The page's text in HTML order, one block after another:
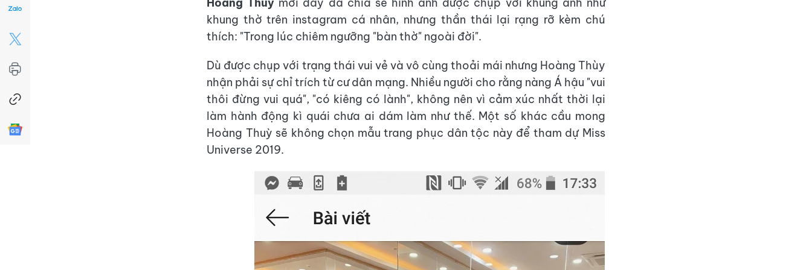
khung thờ trên instagram cá nhân, nhưng thần thái lại rạng rỡ kèm chú
thích: "Trong lúc chiêm ngưỡng "bàn thờ" ngoài đời".
Dù được chụp với trạng thái vui vẻ và vô cùng thoải mái nhưng Hoàng Thùy
nhận phải sự chỉ trích từ cư dân mạng. Nhiều người cho rằng nàng Á hậu "vui
thôi đừng vui quá", "có kiêng có lành", không nên vì cảm xúc nhất thời lại
làm hành động kì quái chưa ai dám làm như thế. Một số khác cầu mong
Hoàng Thuỳ sẽ không chọn mẫu trang phục dân tộc này để tham dự Miss
Universe 2019.